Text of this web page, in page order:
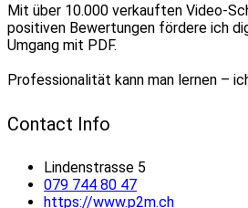
Mit über 10.000 verkauften Video-
positiven Bewertungen fördere ich
Umgang mit PDF.
Professionalität kann man lernen –
Contact Info
Lindenstrasse 5
079 744 80 47
https://www.p2m.ch